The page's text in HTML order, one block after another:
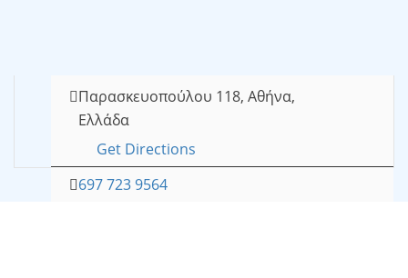
Παρασκευοπούλου 118, Αθήνα,
Ελλάδα
Get Directions
697 723 9564